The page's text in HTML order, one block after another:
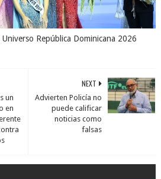
República Dominicana 2026
NEXT
Advierten Policía no
puede calificar
noticias como
falsas
un
en